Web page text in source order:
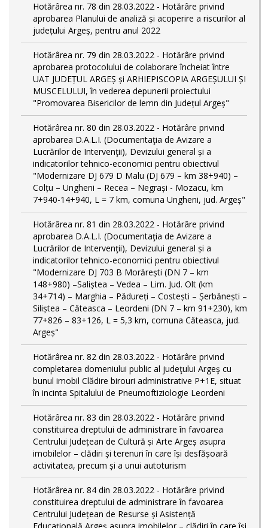
Hotărârea nr. 78 din 28.03.2022 - Hotărâre privind
aprobarea Planului de analiză și acoperire a riscurilor al
județului Argeș, pentru anul 2022
Hotărârea nr. 79 din 28.03.2022 - Hotărâre privind
aprobarea protocolului de colaborare încheiat între
UAT JUDEȚUL ARGEȘ și ARHIEPISCOPIA ARGEȘULUI ȘI
MUSCELULUI, în vederea depunerii proiectului
"Promovarea Bisericilor de lemn din Județul Argeș"
Hotărârea nr. 80 din 28.03.2022 - Hotărâre privind
aprobarea D.A.L.I. (Documentaţia de Avizare a
Lucrărilor de Intervenţii), Devizului general și a
indicatorilor tehnico-economici pentru obiectivul
"Modernizare DJ 679 D Malu (DJ 679 – km 38+940) –
Colțu – Ungheni – Recea – Negrași - Mozacu, km
7+940-14+940, L = 7 km, comuna Ungheni, jud. Argeș"
Hotărârea nr. 81 din 28.03.2022 - Hotărâre privind
aprobarea D.A.L.I. (Documentaţia de Avizare a
Lucrărilor de Intervenţii), Devizului general și a
indicatorilor tehnico-economici pentru obiectivul
"Modernizare DJ 703 B Morărești (DN 7 – km
148+980) –Saliștea – Vedea – Lim. Jud. Olt (km
34+714) – Marghia – Pădureți – Costești – Șerbănești –
Siliștea – Căteasca – Leordeni (DN 7 – km 91+230), km
77+826 – 83+126, L = 5,3 km, comuna Căteasca, jud.
Argeș"
Hotărârea nr. 82 din 28.03.2022 - Hotărâre privind
completarea domeniului public al judeţului Argeş cu
bunul imobil Clădire birouri administrative P+1E, situat
în incinta Spitalului de Pneumoftiziologie Leordeni
Hotărârea nr. 83 din 28.03.2022 - Hotărâre privind
constituirea dreptului de administrare în favoarea
Centrului Județean de Cultură și Arte Argeș asupra
imobilelor – clădiri și terenuri în care își desfășoară
activitatea, precum și a unui autoturism
Hotărârea nr. 84 din 28.03.2022 - Hotărâre privind
constituirea dreptului de administrare în favoarea
Centrului Județean de Resurse și Asistență